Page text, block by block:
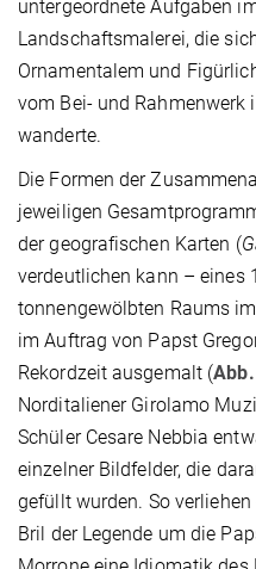
untergeordnete Aufgaben
Landschaftsmalerei, die
Ornamentalem und
vom Bei- und
wanderte.
Die Formen der
jeweiligen
der geografischen Karten (
verdeutlichen kann – eines
tonnengewölbten Raums
im Auftrag von Papst
Rekordzeit ausgemalt (
Norditaliener Girolamo
Schüler Cesare Nebbia
einzelner Bildfelder, die
gefüllt wurden. So
Bril der Legende um die